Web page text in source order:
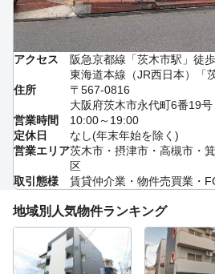
アクセス
阪急京都線「茨木市駅」徒
東海道本線（JR西日本）「
住所
〒567-0816
大阪府茨木市永代町6番19
営業時間
10:00～19:00
定休日
なし(年末年始を除く)
営業エリア茨木市・摂津市・高槻市・
区
取引態様
賃貸仲介業・物件売買業・
地域別人気物件ランキング